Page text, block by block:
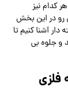
کدام نیز
رو در این بخش
آشنا کنیم تا
و جلوه بی
فلزی